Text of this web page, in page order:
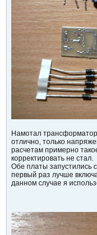
Намотал
отлично, только
расчетам примерно
корректировать не стал.
Обе платы запустились
первый раз лучше
данном случае я